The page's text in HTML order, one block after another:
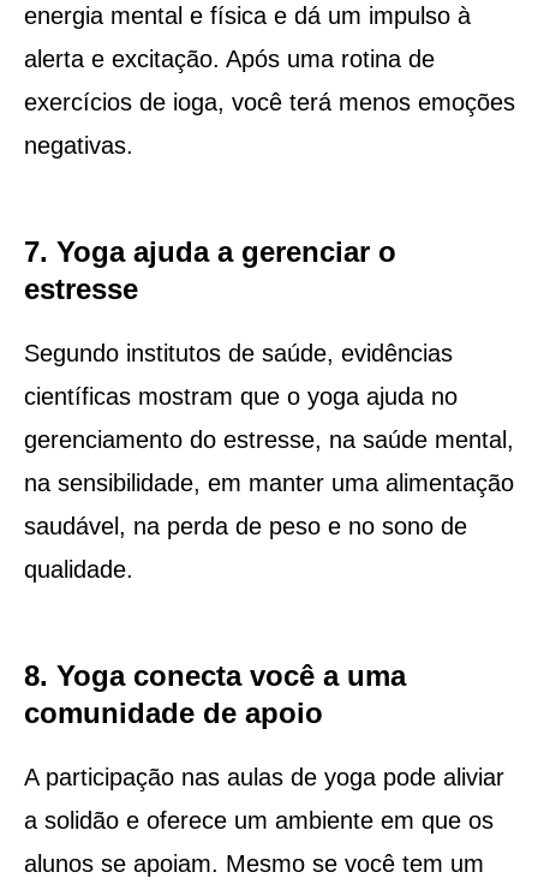
energia mental e física e dá um impulso à
alerta e excitação. Após uma rotina de
exercícios de ioga, você terá menos emoções
negativas.
7. Yoga ajuda a gerenciar o
estresse
Segundo institutos de saúde, evidências
científicas mostram que o yoga ajuda no
gerenciamento do estresse, na saúde mental,
na sensibilidade, em manter uma alimentação
saudável, na perda de peso e no sono de
qualidade.
8. Yoga conecta você a uma
comunidade de apoio
A participação nas aulas de yoga pode aliviar
a solidão e oferece um ambiente em que os
alunos se apoiam. Mesmo se você tem um